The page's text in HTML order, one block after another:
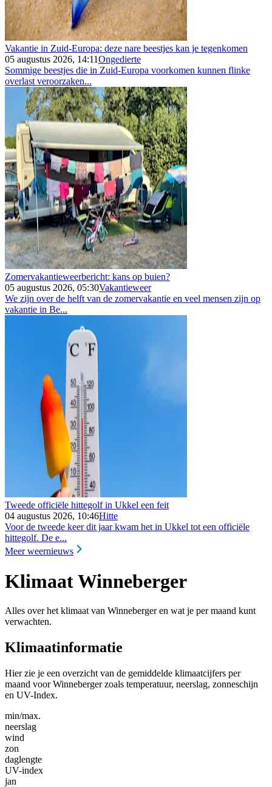
Vakantie in Zuid-Europa: deze nare beestjes kan je tegenkomen
05 augustus 2026, 14:11Ongedierte
Sommige beestjes die in Zuid-Europa voorkomen kunnen flinke
overlast veroorzaken...
Zomervakantieweerbericht: kans op buien?
05 augustus 2026, 05:30Vakantieweer
We zijn over de helft van de zomervakantie en veel mensen zijn op
vakantie in Be...
Tweede officiële hittegolf in Ukkel een feit
04 augustus 2026, 10:46Hitte
Voor de tweede keer dit jaar kwam het in Ukkel tot een officiële
hittegolf. De e...
Meer weernieuws
Klimaat Winneberger
Alles over het klimaat van Winneberger en wat je per maand kunt
verwachten.
Klimaatinformatie
Hier zie je een overzicht van de gemiddelde klimaatcijfers per
maand voor Winneberger zoals temperatuur, neerslag, zonneschijn
en UV-Index.
min/max.
neerslag
wind
zon
daglengte
UV-index
jan